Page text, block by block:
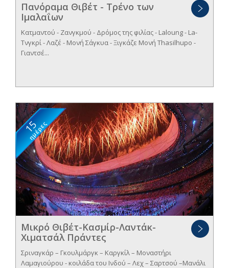
Πανόραμα Θιβέτ - Τρένο των
Ιμαλαΐων
Κατμαντού - Zανγκμού - Δρόμος της φιλίας - Laloung - La-
Τνγκρί - Λαζέ - Μονή Σάγκυα - Ξιγκάζε Μονή Τhasilhupo -
Γιαντσέ...
ημέρες
15
Μικρό Θιβέτ-Κασμίρ-Λαντάκ-
Χιματσάλ Πράντες
Σριναγκάρ – Γκουλμάργκ – Καργκίλ – Μοναστήρι
Λαμαγιούρου - κοιλάδα του Ινδού – Λεχ – Σαρτσού –Μανάλι